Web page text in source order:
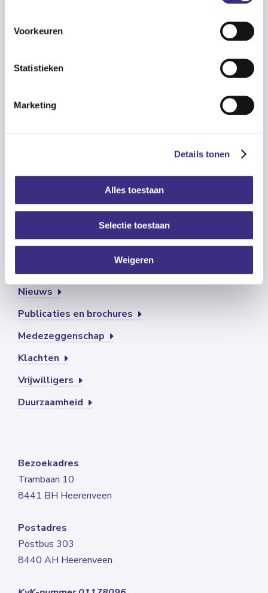
Voorkeuren
Statistieken
Marketing
Details tonen
Alles toestaan
Selectie toestaan
Weigeren
Klantadviescentrum
Vertrouwenspersoon
Nieuws
Publicaties en brochures
Medezeggenschap
Klachten
Vrijwilligers
Duurzaamheid
Bezoekadres
Trambaan 10
8441 BH Heerenveen
Postadres
Postbus 303
8440 AH Heerenveen